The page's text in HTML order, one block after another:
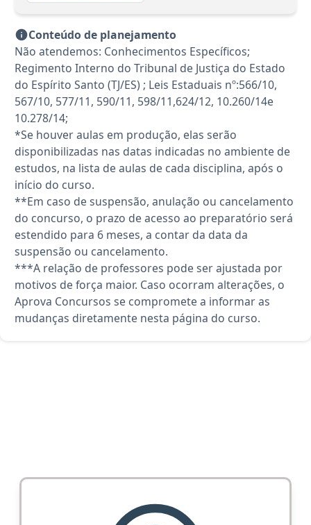
Conteúdo de planejamento
Não atendemos: Conhecimentos Específicos;
Regimento Interno do Tribunal de Justiça do Estado
do Espírito Santo (TJ/ES) ; Leis Estaduais nº:566/10,
567/10, 577/11, 590/11, 598/11,624/12, 10.260/14e
10.278/14;
*Se houver aulas em produção, elas serão
disponibilizadas nas datas indicadas no ambiente de
estudos, na lista de aulas de cada disciplina, após o
início do curso.
**Em caso de suspensão, anulação ou cancelamento
do concurso, o prazo de acesso ao preparatório será
estendido para 6 meses, a contar da data da
suspensão ou cancelamento.
***A relação de professores pode ser ajustada por
motivos de força maior. Caso ocorram alterações, o
Aprova Concursos se compromete a informar as
mudanças diretamente nesta página do curso.